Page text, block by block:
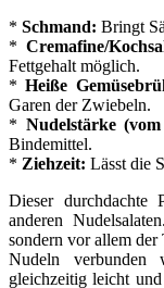
* Schmand: Bringt
*Cremafine/
Fettgehalt möglich.
*Heiße
Garen der Zwiebeln.
* Nudelstärke
Bindemittel.
* Ziehzeit: Lässt die
Dieser durchdachte
anderen
sondern vor allem
Nudeln
gleichzeitig leicht